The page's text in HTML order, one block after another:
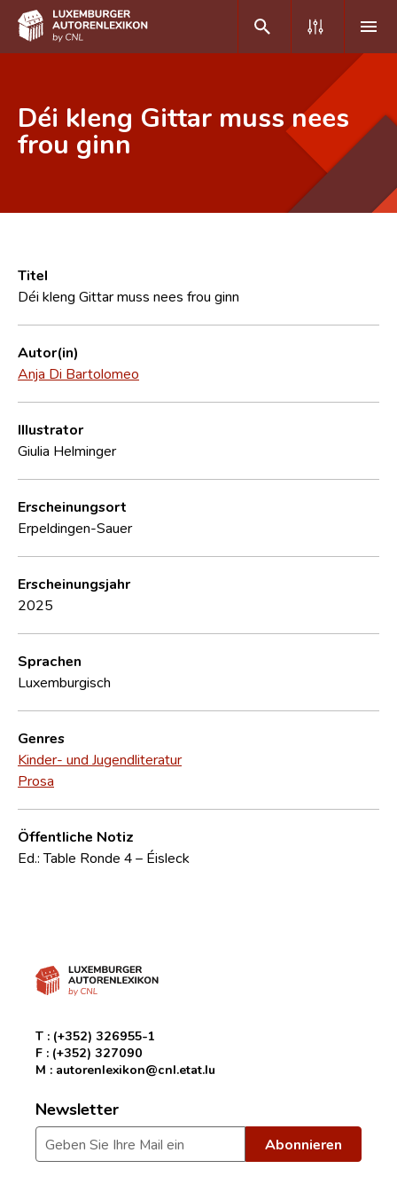
DE
Häufige Fragen und Antworten
CNL
Forschungsgruppe
Kontakt
Déi kleng Gittar muss nees
frou ginn
Titel
Déi kleng Gittar muss nees frou ginn
Autor(in)
Anja Di Bartolomeo
Illustrator
Giulia Helminger
Erscheinungsort
Erpeldingen-Sauer
Erscheinungsjahr
2025
Sprachen
Luxemburgisch
Genres
Kinder- und Jugendliteratur
Prosa
Öffentliche Notiz
Ed.: Table Ronde 4 – Éisleck
T : (+352) 326955-1
F : (+352) 327090
M : autorenlexikon@cnl.etat.lu
Newsletter